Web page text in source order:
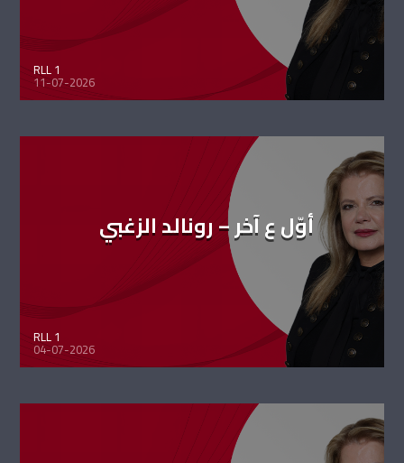
RLL 1
11-07-2026
أوّل ع آخر – رونالد الزغبي
RLL 1
04-07-2026